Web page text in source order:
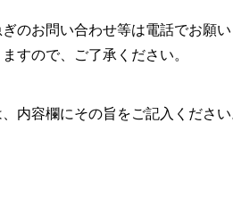
のお問い合わせ等は電話でお願
すので、ご了承ください。
内容欄にその旨をご記入ください